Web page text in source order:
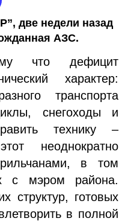
две недели назад
АЗС.
что дефицит
характер:
транспорта
снегоходы и
технику –
неоднократно
в том
с мэром района.
структур, готовых
в полной